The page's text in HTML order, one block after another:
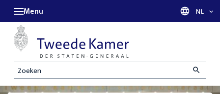
Zoeken
Menu Taal
NL